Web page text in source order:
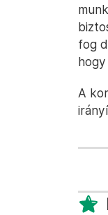
fog
A